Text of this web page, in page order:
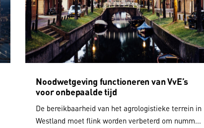
Noodwetgeving functioneren van VvE’s
voor onbepaalde tijd
De bereikbaarheid van het agrologistieke terrein in
Westland moet flink worden verbeterd om numm...